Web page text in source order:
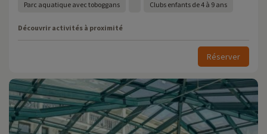
Parc aquatique avec toboggans Clubs enfants de 4 à 9 ans
Découvrir activités à proximité
Réserver